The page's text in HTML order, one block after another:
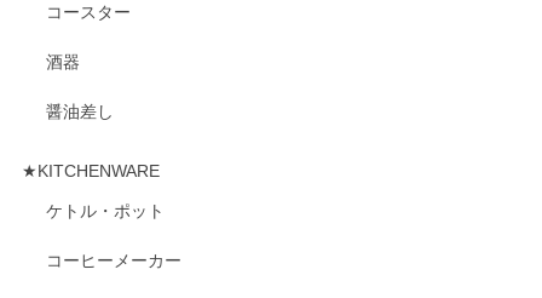
コースター
酒器
醤油差し
★KITCHENWARE
ケトル・ポット
コーヒーメーカー